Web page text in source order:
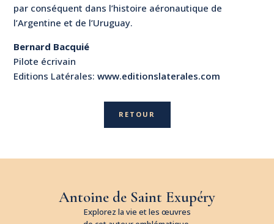
par conséquent dans l’histoire aéronautique de
l’Argentine et de l’Uruguay.
Bernard Bacquié
Pilote écrivain
Editions Latérales:www.editionslaterales.com
RETOUR
Antoine de Saint Exupéry
Explorez la vie et les œuvres